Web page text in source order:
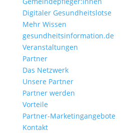
Digitaler Gesundheitslotse
Mehr Wissen
gesundheitsinformation.de
Veranstaltungen
Partner
Das Netzwerk
Unsere Partner
Partner werden
Vorteile
Partner-Marketingangebote
Kontakt